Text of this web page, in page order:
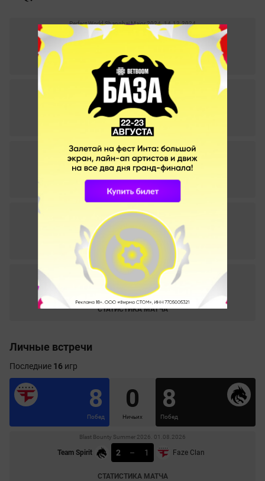
Perfect World Shanghai Major 2024. 14.12.2024
Team Spirit Mouz
СТАТИСТИКА МАТЧА
Perfect World Shanghai Major 2024. 12.12.2024
Liquid 0 – 2 Team Spirit
СТАТИСТИКА МАТЧА
Perfect World Shanghai Major 2024. 07.12.2024
Heroic 1 – 2 Team Spirit
СТАТИСТИКА МАТЧА
Team Spirit 1 – 0 NAVI
СТАТИСТИКА МАТЧА
Perfect World Shanghai Major 2024. 05.12.2024
Wildcard Team Spirit
СТАТИСТИКА МАТЧА
Личные встречи
Последние 16 игр
8
Побед
0
Ничьих
8
Побед
Blast Bounty Summer 2026. 01.08.2026
Team Spirit 2 – 1 Faze Clan
СТАТИСТИКА МАТЧА